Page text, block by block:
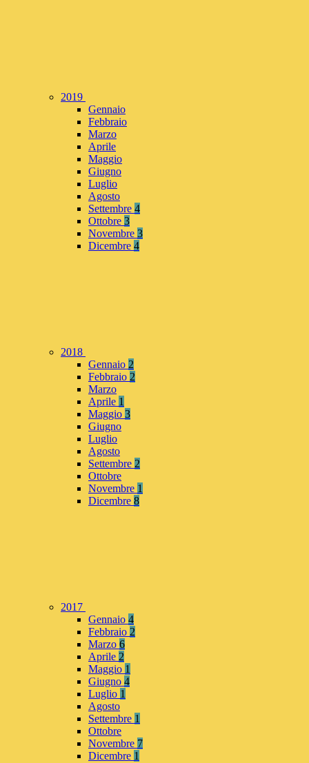
2019
Gennaio
Febbraio
Marzo
Aprile
Maggio
Giugno
Luglio
Agosto
Settembre 4
Ottobre 3
Novembre 3
Dicembre 4
2018
Gennaio 2
Febbraio 2
Marzo
Aprile 1
Maggio 3
Giugno
Luglio
Agosto
Settembre 2
Ottobre
Novembre 1
Dicembre 8
2017
Gennaio 4
Febbraio 2
Marzo 6
Aprile 2
Maggio 1
Giugno 4
Luglio 1
Agosto
Settembre 1
Ottobre
Novembre 7
Dicembre 1